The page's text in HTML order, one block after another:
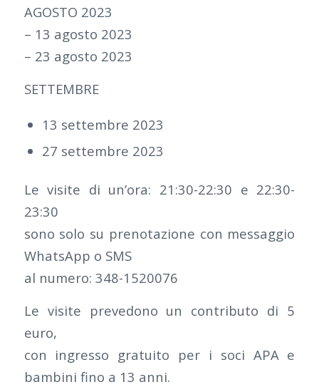
AGOSTO 2023
– 13 agosto 2023
– 23 agosto 2023
SETTEMBRE
13 settembre 2023
27 settembre 2023
Le visite di un’ora: 21:30-22:30 e 22:30-
23:30
sono solo su prenotazione con messaggio
WhatsApp o SMS
al numero: 348-1520076
Le visite prevedono un contributo di 5
euro,
con ingresso gratuito per i soci APA e
bambini fino a 13 anni.